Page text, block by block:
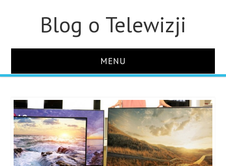
Blog o Telewizji
MENU
O STRONIE
KONTAKT